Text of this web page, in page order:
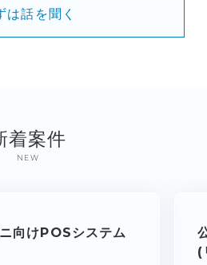
は話を聞く
着案件
NEW
向けPOSシステム
(